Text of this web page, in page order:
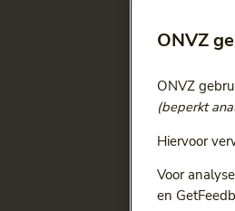
ONVZ
ONVZ
(beperkt
Hiervoor
Voor
en